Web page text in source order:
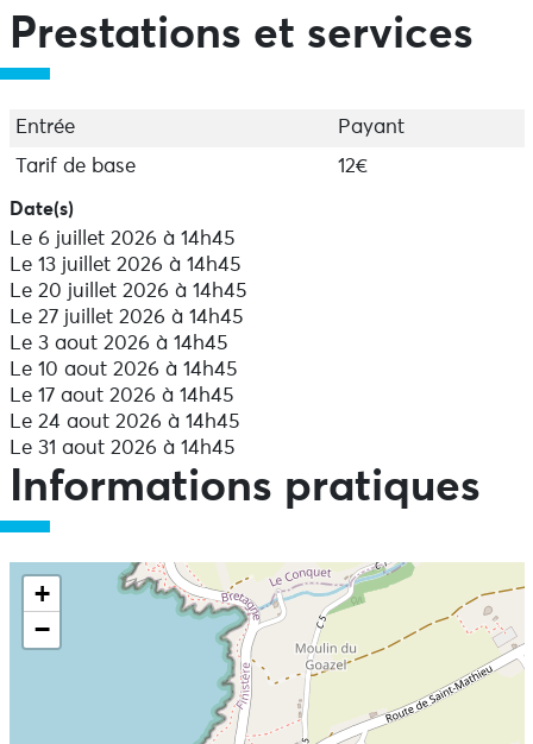
Prestations et services
Entrée
Payant
Tarif de base
12€
Date(s)
Le 6 juillet 2026 à 14h45
Le 13 juillet 2026 à 14h45
Le 20 juillet 2026 à 14h45
Le 27 juillet 2026 à 14h45
Le 3 aout 2026 à 14h45
Le 10 aout 2026 à 14h45
Le 17 aout 2026 à 14h45
Le 24 aout 2026 à 14h45
Le 31 aout 2026 à 14h45
Informations pratiques
+
−